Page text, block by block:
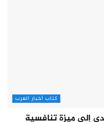
كتاب أخبار العرب
إلى ميزة تنافسية